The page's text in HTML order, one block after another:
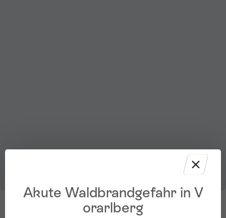
Akute Waldbrandgefahr in V
orarlberg